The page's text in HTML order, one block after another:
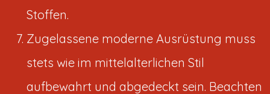
Stoffen.
Zugelassene moderne Ausrüstung muss
stets wie im mittelalterlichen Stil
aufbewahrt und abgedeckt sein. Beachten